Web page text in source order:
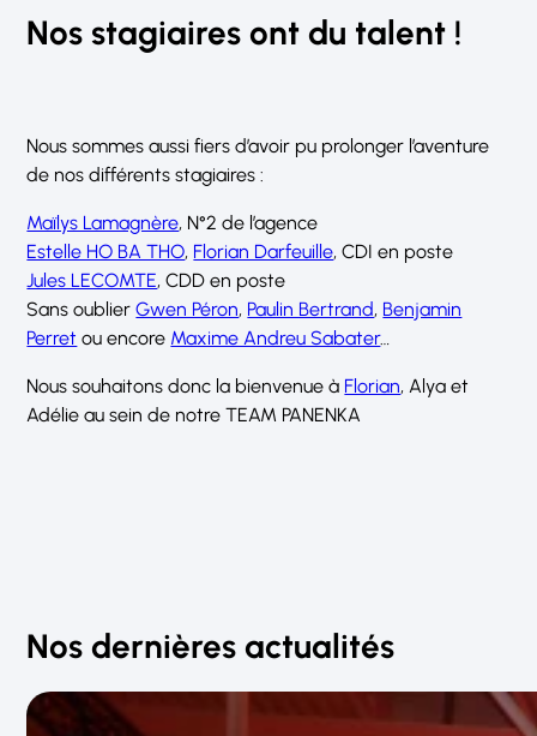
Nos stagiaires ont du talent !
Nous sommes aussi fiers d’avoir pu prolonger l’aventure
de nos différents stagiaires :
Maïlys Lamagnère, N°2 de l’agence
Estelle HO BA THO, Florian Darfeuille, CDI en poste
Jules LECOMTE, CDD en poste
Sans oublierGwen Péron, Paulin Bertrand, Benjamin
Perret ou encore Maxime Andreu Sabater…
Nous souhaitons donc la bienvenue à Florian, Alya et
Adélie au sein de notre TEAM PANENKA
Nos dernières actualités